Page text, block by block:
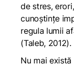
de stres,
cunoștințe
regula lumii
(Taleb, 2012).
Nu mai